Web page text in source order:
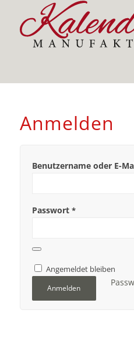
Anmelden
Benutzername oder E-
Passwort *
Angemeldet bleiben
Anmelden